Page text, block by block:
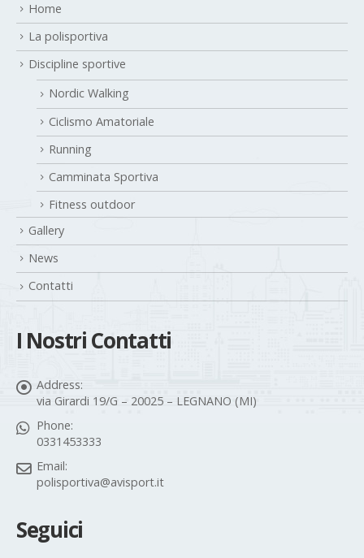
Home
La polisportiva
Discipline sportive
Nordic Walking
Ciclismo Amatoriale
Running
Camminata Sportiva
Fitness outdoor
Gallery
News
Contatti
I Nostri Contatti
Address:
via Girardi 19/G – 20025 – LEGNANO (MI)
Phone:
0331453333
Email:
polisportiva@avisport.it
Seguici